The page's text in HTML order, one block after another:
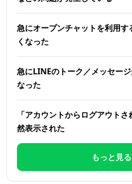
急にオープンチャットを利用す
くなった
急にLINEのトーク／メッセー
なった
「アカウントからログアウト
然表示された
もっと見る